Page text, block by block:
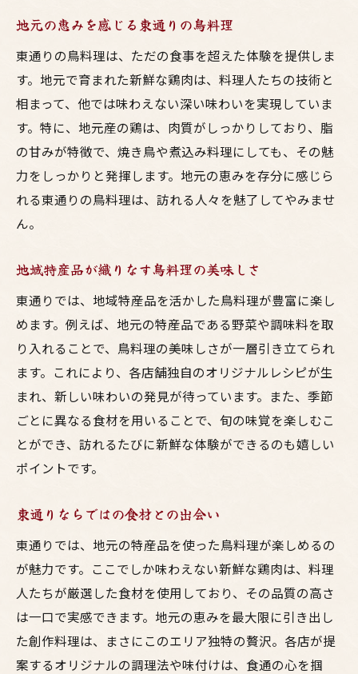
地元の恵みを感じる東通りの鳥料理
東通りの鳥料理は、ただの食事を超えた体験を提供しま
す。地元で育まれた新鮮な鶏肉は、料理人たちの技術と
相まって、他では味わえない深い味わいを実現していま
す。特に、地元産の鶏は、肉質がしっかりしており、脂
の甘みが特徴で、焼き鳥や煮込み料理にしても、その魅
力をしっかりと発揮します。地元の恵みを存分に感じら
れる東通りの鳥料理は、訪れる人々を魅了してやみませ
ん。
地域特産品が織りなす鳥料理の美味しさ
東通りでは、地域特産品を活かした鳥料理が豊富に楽し
めます。例えば、地元の特産品である野菜や調味料を取
り入れることで、鳥料理の美味しさが一層引き立てられ
ます。これにより、各店舗独自のオリジナルレシピが生
まれ、新しい味わいの発見が待っています。また、季節
ごとに異なる食材を用いることで、旬の味覚を楽しむこ
とができ、訪れるたびに新鮮な体験ができるのも嬉しい
ポイントです。
東通りならではの食材との出会い
東通りでは、地元の特産品を使った鳥料理が楽しめるの
が魅力です。ここでしか味わえない新鮮な鶏肉は、料理
人たちが厳選した食材を使用しており、その品質の高さ
は一口で実感できます。地元の恵みを最大限に引き出し
た創作料理は、まさにこのエリア独特の贅沢。各店が提
案するオリジナルの調理法や味付けは、食通の心を掴